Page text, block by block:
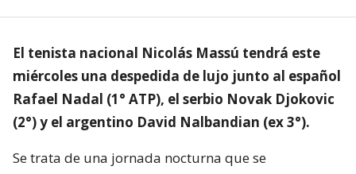
El tenista nacional Nicolás Massú tendrá este
miércoles una despedida de lujo junto al español
Rafael Nadal (1° ATP), el serbio Novak Djokovic
(2°) y el argentino David Nalbandian (ex 3°).
Se trata de una jornada nocturna que se